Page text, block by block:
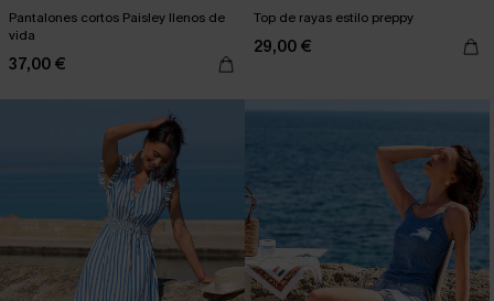
Pantalones cortos Paisley llenos de
vida
37,00 €
Top de rayas estilo preppy
29,00 €